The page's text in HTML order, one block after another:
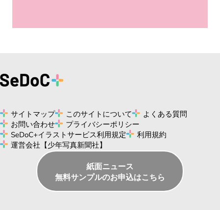
サイトマップ このサイトについて
よくある質問
お問い合わせ
プライバシーポリシー
SeDoC+イラストサービス利用規定
利用規約
運営会社【少年写真新聞社】
紙面ニュース
無料サンプルのお申込はこちら